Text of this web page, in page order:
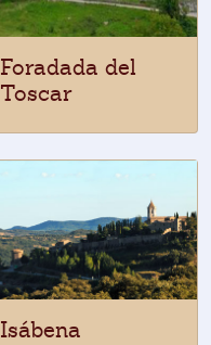
Foradada del
Toscar
Isábena